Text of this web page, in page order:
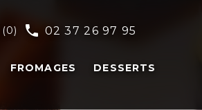
(0) phone 02 37 26 97 95
FROMAGES DESSERTS